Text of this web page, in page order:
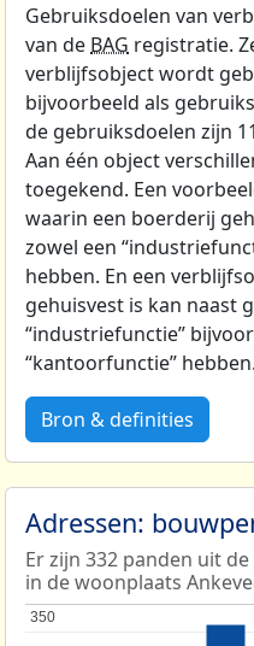
Gebruiksdoelen van
van de BAG registratie.
verblijfsobject wordt
bijvoorbeeld als
de gebruiksdoelen zijn
Aan één object
toegekend. Een
waarin een boerderij
zowel een
hebben. En een
gehuisvest is kan naast
“industriefunctie”
“kantoorfunctie” hebben.
Bron & definities
Adressen:
Er zijn 332 panden uit
in de woonplaats
350
350